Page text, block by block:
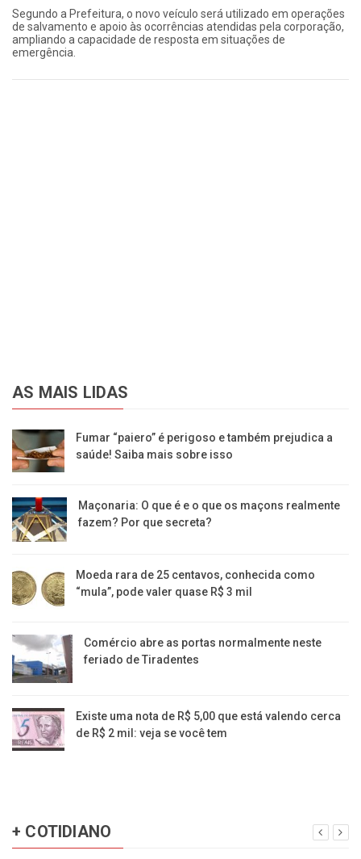
Segundo a Prefeitura, o novo veículo será utilizado em operações
de salvamento e apoio às ocorrências atendidas pela corporação,
ampliando a capacidade de resposta em situações de
emergência.
AS MAIS LIDAS
Fumar “paiero” é perigoso e também prejudica a
saúde! Saiba mais sobre isso
Maçonaria: O que é e o que os maçons realmente
fazem? Por que secreta?
Moeda rara de 25 centavos, conhecida como
“mula”, pode valer quase R$ 3 mil
Comércio abre as portas normalmente neste
feriado de Tiradentes
Existe uma nota de R$ 5,00 que está valendo cerca
de R$ 2 mil: veja se você tem
+ COTIDIANO